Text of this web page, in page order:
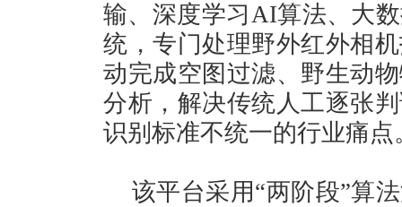
输、深度学习AI算法、大
统，专门处理野外红外相
动完成空图过滤、野生动
分析，解决传统人工逐张
识别标准不统一的行业痛点
该平台采用“两阶段”算